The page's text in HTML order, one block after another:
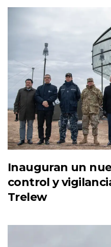
Inauguran un
control y
Trelew